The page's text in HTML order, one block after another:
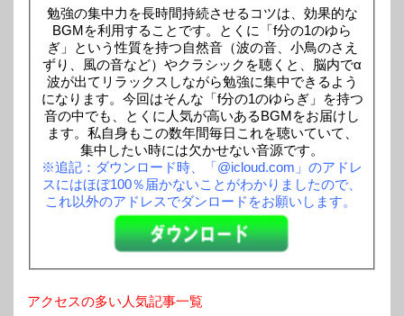
勉強の集中力を長時間持続させるコツは、効果的な
BGMを利用することです。とくに「f分の1のゆら
ぎ」という性質を持つ自然音（波の音、小鳥のさえ
ずり、風の音など）やクラシックを聴くと、脳内でα
波が出てリラックスしながら勉強に集中できるよう
になります。今回はそんな「f分の1のゆらぎ」を持つ
音の中でも、とくに人気が高いあるBGMをお届けし
ます。私自身もこの数年間毎日これを聴いていて、
集中したい時には欠かせない音源です。
※追記：ダウンロード時、「@icloud.com」のアドレ
スにはほぼ100％届かないことがわかりましたので、
これ以外のアドレスでダンロードをお願いします。
アクセスの多い人気記事一覧